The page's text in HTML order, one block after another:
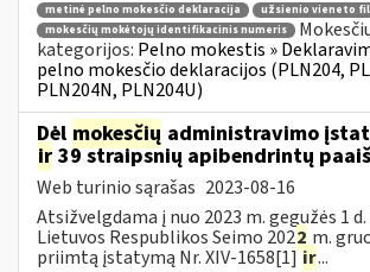
metinė pelno mokesčio deklaracija
užsienio vieneto
mokesčių mokėtojų identifikacinis numeris
kategorijos: Pelno mokestis »
pelno mokesčio deklaracijos (PLN204,
PLN204N, PLN204U)
Dėl mokesčių administravimo
ir 39 straipsnių apibendrintų
Web turinio sąrašas 2023-08-16
Atsižvelgdama į nuo 2023 m. gegužės 1
Lietuvos Respublikos Seimo 2022 m.
priimtą įstatymą Nr. XIV-1658[1]ir...